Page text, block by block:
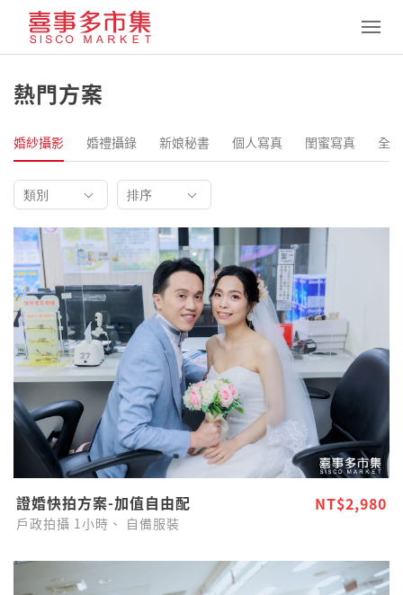
婚紗 · 禮服
其他服務
聯絡我們
熱門方案
婚紗攝影 婚禮攝錄 新娘秘書 個人寫真 閨蜜寫真 全
類別 排序
證婚快拍方案-加值自由配 NT$2,980
戶政拍攝 1小時、 自備服裝